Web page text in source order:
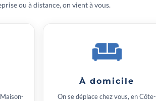
ou à distance, on vient à vous.
À domicile
On se déplace chez vous, en Côte-